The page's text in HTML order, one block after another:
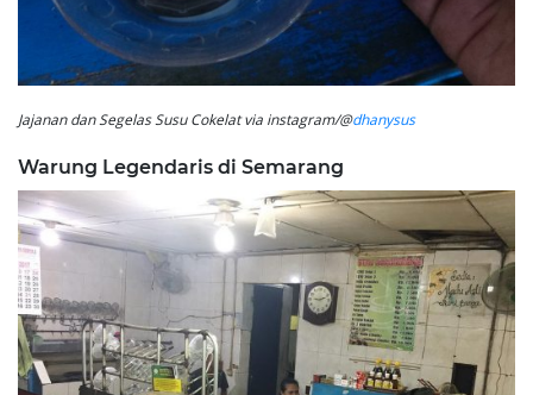
Jajanan dan Segelas Susu Cokelat via instagram/@dhanysus
Warung Legendaris di Semarang